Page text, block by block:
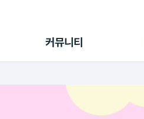
커뮤니티
랭킹
초대보너스
수익 Live